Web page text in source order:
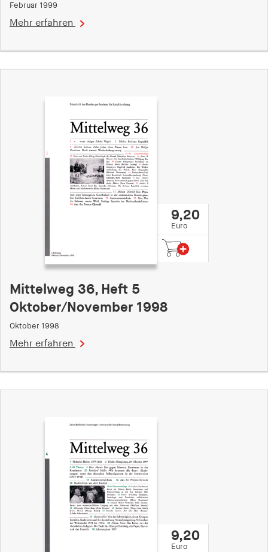
Februar 1999
Mehr erfahren
9,20
Euro
Mittelweg 36, Heft 5
Oktober/November 1998
Oktober 1998
Mehr erfahren
9,20
Euro
fonts_loaded
Anbieter: